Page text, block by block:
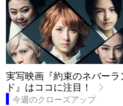
実写映画『約束のネバーラ
ド』はココに注目！
今週のクローズアップ